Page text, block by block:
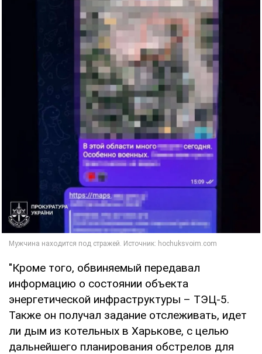
"Кроме того, обвиняемый передавал
информацию о состоянии объекта
энергетической инфраструктуры – ТЭЦ-5.
Также он получал задание отслеживать, идет
ли дым из котельных в Харькове, с целью
дальнейшего планирования обстрелов для